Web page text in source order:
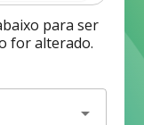
para ser
for alterado.
arrow_drop_down